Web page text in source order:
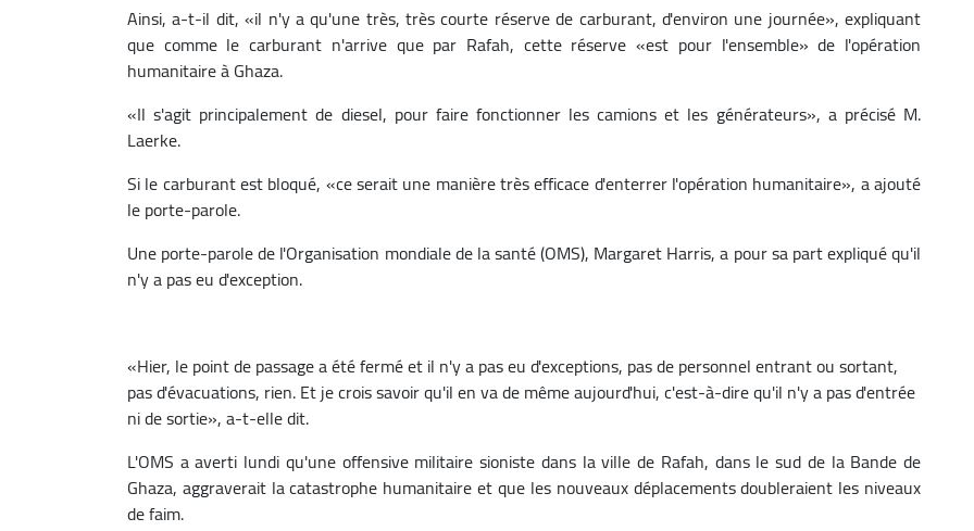
Ainsi, a-t-il dit, «il n'y a qu'une très, très courte réserve de carburant, d'environ une journée», expliquant
que comme le carburant n'arrive que par Rafah, cette réserve «est pour l'ensemble» de l'opération
humanitaire à Ghaza.
«Il s'agit principalement de diesel, pour faire fonctionner les camions et les générateurs», a précisé M.
Laerke.
Si le carburant est bloqué, «ce serait une manière très efficace d'enterrer l'opération humanitaire», a ajouté
le porte-parole.
Une porte-parole de l'Organisation mondiale de la santé (OMS), Margaret Harris, a pour sa part expliqué qu'il
n'y a pas eu d'exception.
«Hier, le point de passage a été fermé et il n'y a pas eu d'exceptions, pas de personnel entrant ou sortant,
pas d'évacuations, rien. Et je crois savoir qu'il en va de même aujourd'hui, c'est-à-dire qu'il n'y a pas d'entrée
ni de sortie», a-t-elle dit.
L'OMS a averti lundi qu'une offensive militaire sioniste dans la ville de Rafah, dans le sud de la Bande de
Ghaza, aggraverait la catastrophe humanitaire et que les nouveaux déplacements doubleraient les niveaux
de faim.